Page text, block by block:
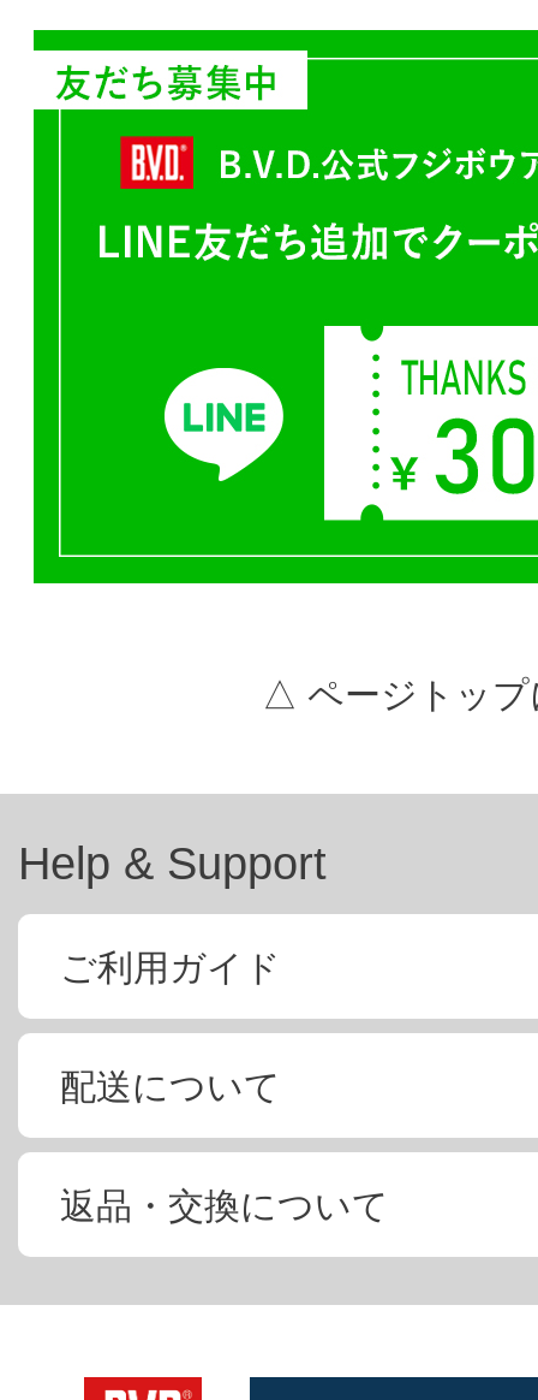
△ ページトップ
Help & Support
ご利用ガイド
配送について
返品・交換について